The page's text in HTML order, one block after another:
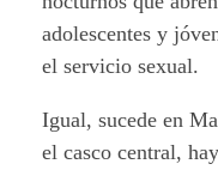
adolescentes y
el servicio sexual.
Igual, sucede en
el casco central,